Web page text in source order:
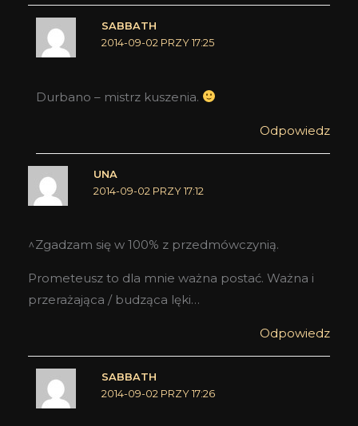
SABBATH
2014-09-02 PRZY 17:25
Durbano – mistrz kuszenia.
Odpowiedz
UNA
2014-09-02 PRZY 17:12
^Zgadzam się w 100% z przedmówczynią.
Prometeusz to dla mnie ważna postać. Ważna i
przerażająca / budząca lęki…
Odpowiedz
SABBATH
2014-09-02 PRZY 17:26